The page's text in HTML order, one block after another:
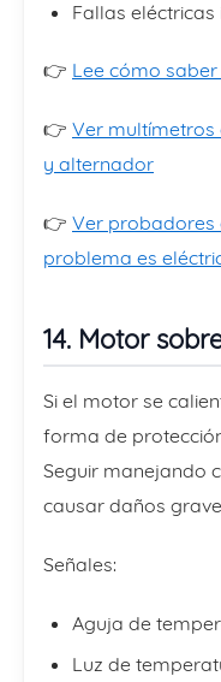
Fallas eléctricas
👉 Lee cómo
👉 Ver
y alternador
👉 Ver probadores
problema es
14. Motor
Si el motor se
forma de
Seguir manejando
causar daños
Señales:
Aguja de
Luz de